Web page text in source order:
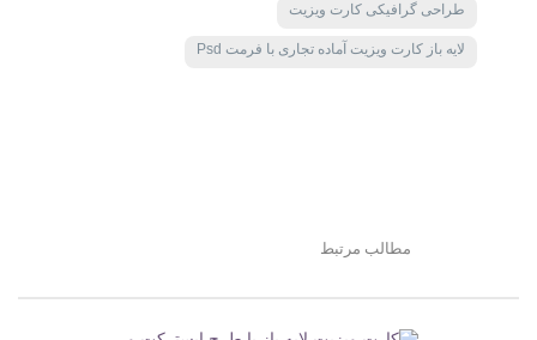
طراحی گرافیکی کارت ویزیت
لایه باز کارت ویزیت آماده تجاری با فرمت Psd
مطالب مرتبط